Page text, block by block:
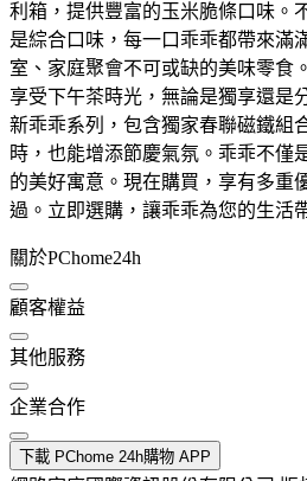
利箱，提供豐富的玉米脆條口味。
是綜合口味，每一口乖乖都帶來滿
室、家庭聚會不可或缺的美味零食
享受下午茶時光，無論是獨享還是
新乖乖系列，包含獨家春聯磁鐵組
時，也能增添節慶氣氛。乖乖不僅
的美好寓意。現在購買，享有多重
過。立即選購，讓乖乖為您的生活
關於PChome24h
顧客權益
其他服務
企業合作
下載 PChome 24h購物 APP